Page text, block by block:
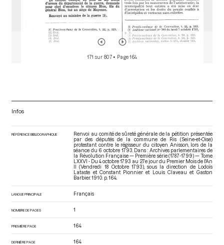
171 sur 807 • Page 164
Infos
RÉFÉRENCE BIBLIOGRAPHIQUE
Renvoi au comité de sûreté générale de la pétition présentée
par des députés de la commune de Ris (Seine-et-Oise)
protestant contre le régisseur du citoyen Anisson, lors de la
séance du 6 octobre 1793. Dans : Archives parlementaires de
la Révolution Française — Première série (1787-1799) — Tome
LXXVI - Du 4 octobre 1793 au 27e jour du Premier Mois de l'An
II (Vendredi 18 Octobre 1793), sous la direction de Lodoïs
Lataste et Constant Pionnier et Louis Claveau et Gaston
Barbier. 1910. p. 164.
LANGUE PRINCIPALE Français
NOMBRE DE PAGES 1
PREMIÈRE PAGE 164
DERNIÈRE PAGE 164